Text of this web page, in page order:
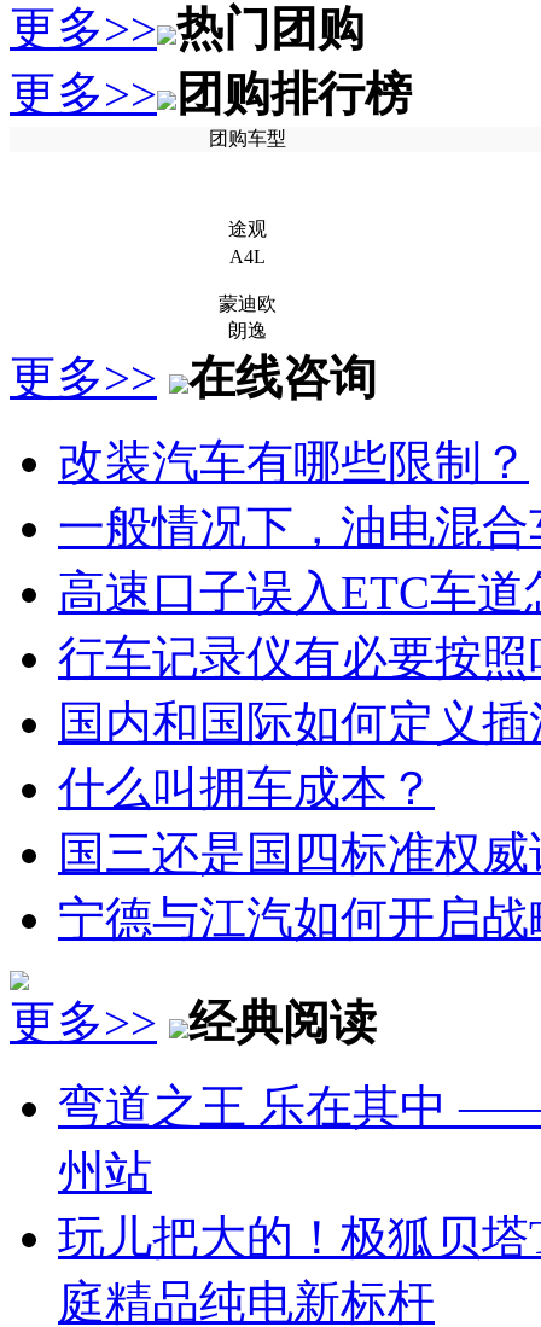
更多>> 热门团购
更多>> 团购排行榜
团购车型
途观
A4L
蒙迪欧
朗逸
更多>>
在线咨询
改装汽车有哪些限制？
一般情况下，油电混
高速口子误入ETC车道
行车记录仪有必要按照
国内和国际如何定义
什么叫拥车成本？
国三还是国四标准权
宁德与江汽如何开启
更多>>
经典阅读
弯道之王 乐在其中
州站
玩儿把大的！极狐贝
庭精品纯电新标杆